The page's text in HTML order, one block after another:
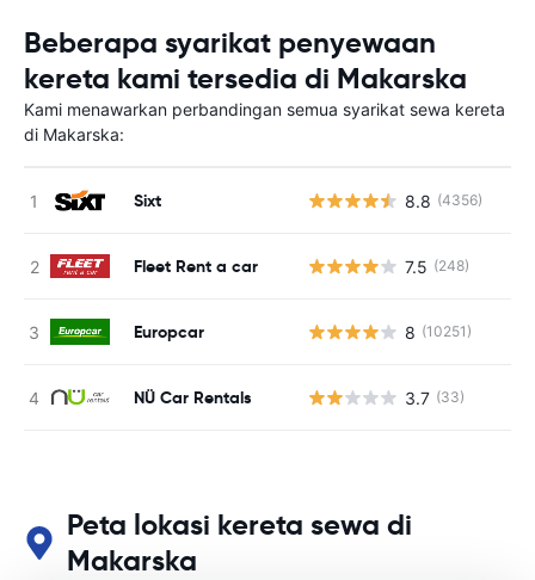
Beberapa syarikat penyewaan
kereta kami tersedia di Makarska
Kami menawarkan perbandingan semua syarikat sewa kereta
di Makarska:
Sixt 8.8 (4356)
Fleet Rent a car 7.5 (248)
Europcar 8 (10251)
NÜ Car Rentals 3.7 (33)
Peta lokasi kereta sewa di
Makarska